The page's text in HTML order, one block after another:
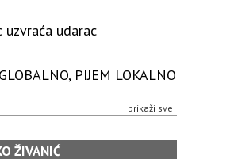
uzvraća udarac
PIJEM LOKALNO
prikaži sve
ŽIVANIĆ